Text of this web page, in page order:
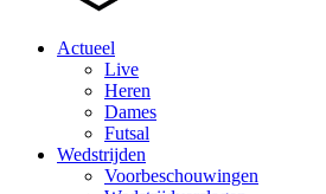
Actueel
Live
Heren
Dames
Futsal
Wedstrijden
Voorbeschouwingen